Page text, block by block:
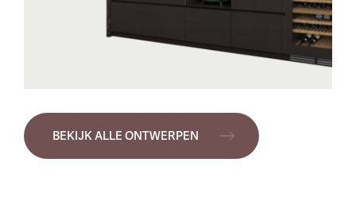
BEKIJK ALLE ONTWERPEN